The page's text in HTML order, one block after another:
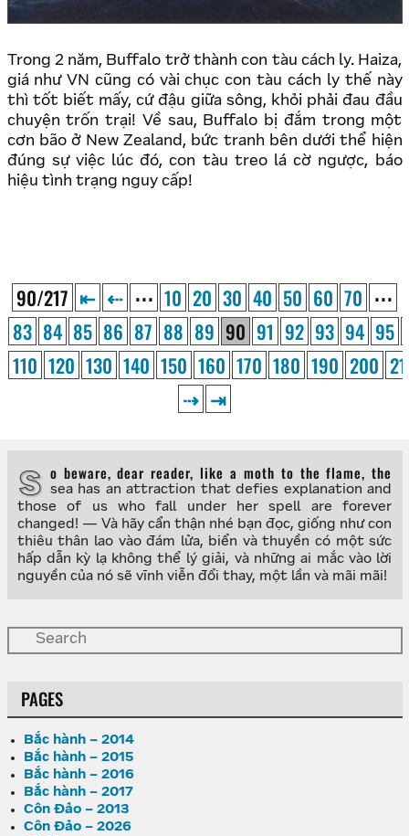
Trong 2 năm, Buffalo trở thành con tàu cách ly. Haiza,
giá như VN cũng có vài chục con tàu cách ly thế này
thì tốt biết mấy, cứ đậu giữa sông, khỏi phải đau đầu
chuyện trốn trại! Về sau, Buffalo bị đắm trong một
cơn bão ở New Zealand, bức tranh bên dưới thể hiện
đúng sự việc lúc đó, con tàu treo lá cờ ngược, báo
hiệu tình trạng nguy cấp!
90/217 ⇤ ⇠ ⋯ 10 20 30 40 50 60 70 ⋯
83 84 85 86 87 88 89 90 91 92 93 94 95
110 120 130 140 150 160 170 180 190 200
⇢ ⇥
So beware, dear reader, like a moth to the flame, the
sea has an attraction that defies explanation and
those of us who fall under her spell are forever
changed! — Và hãy cẩn thận nhé bạn đọc, giống như con
thiêu thân lao vào đám lửa, biển và thuyền có một sức
hấp dẫn kỳ lạ không thể lý giải, và những ai mắc vào lời
nguyền của nó sẽ vĩnh viễn đổi thay, một lần và mãi mãi!
PAGES
Bắc hành – 2014
Bắc hành – 2015
Bắc hành – 2016
Bắc hành – 2017
Côn Đảo – 2013
Côn Đảo – 2026